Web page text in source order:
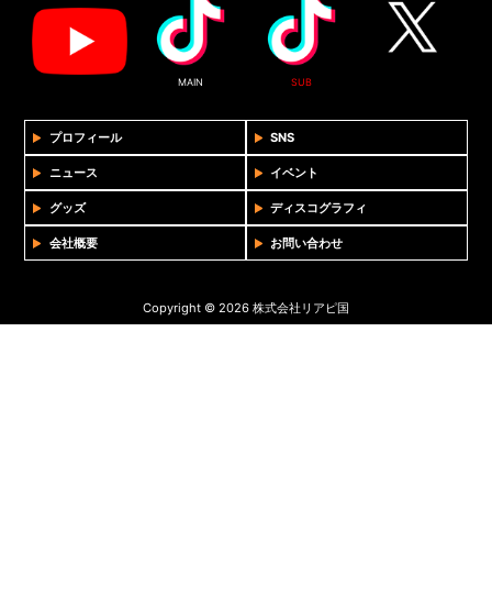
MAIN SUB
プロフィール SNS
ニュース イベント
グッズ ディスコグラフィ
会社概要 お問い合わせ
Copyright © 2026 株式会社リアピ国